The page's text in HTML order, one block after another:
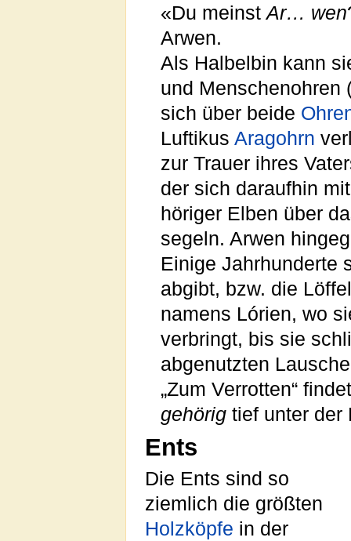
«Du meinstAr… wen
Arwen.
Als Halbelbin kann
und Menschenohren
sich über beide
LuftikusAragohrn
zur Trauer ihres
der sich daraufhin
höriger Elben über
segeln. Arwen
Einige Jahrhunderte
abgibt, bzw. die
namens Lórien, wo
verbringt, bis sie
abgenutzten
„Zum Verrotten“
gehörig tief unter der
Ents
Die Ents sind so
ziemlich die größten
Holzköpfe in der